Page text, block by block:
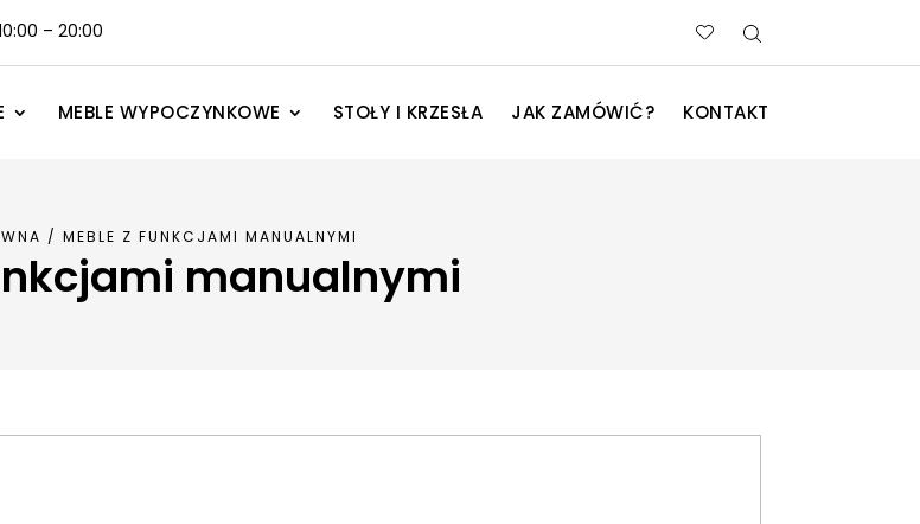
– 20:00
MEBLE WYPOCZYNKOWE STOŁY I KRZESŁA JAK ZAMÓWIĆ? KONTAKT
/ MEBLE Z FUNKCJAMI MANUALNYMI
manualnymi